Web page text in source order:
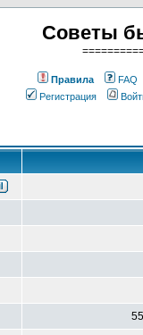
Советы
Правила
FAQ
Регистрация